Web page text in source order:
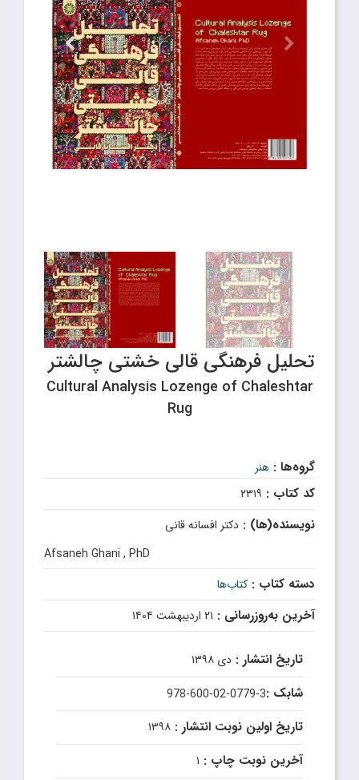
تحلیل فرهنگی قالی خشتی چالشتر
Cultural Analysis Lozenge of Chaleshtar
Rug
گروه‌ها : هنر
کد کتاب : ۲۳۱۹
نویسنده(ها) : دکتر افسانه قانی
Afsaneh Ghani , PhD
دسته کتاب : کتاب‌ها
آخرین به‌روزرسانی : ۲۱ اردیبهشت ۱۴۰۴
تاریخ انتشار : دی ۱۳۹۸
شابک :978-600-02-0779-3
تاریخ اولین نوبت انتشار : ۱۳۹۸
آخرین نوبت چاپ : ۱